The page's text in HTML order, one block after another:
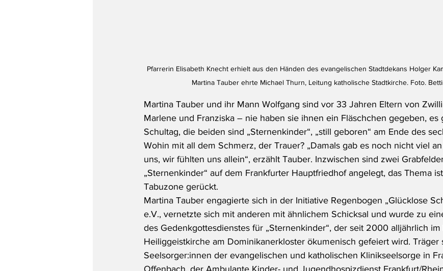
Pfarrerin Elisabeth Knecht erhielt aus den Händen des evangelischen Stadtdekans Holger
Martina Tauber ehrte Michael Thurn, Leitung katholische Stadtkirche. Foto.
Martina Tauber und ihr Mann Wolfgang sind vor 33 Jahren Eltern von
Marlene und Franziska – nie haben sie ihnen ein Fläschchen gegeben, es
Schultag, die beiden sind „Sternenkinder“, „still geboren“ am Ende des
Wohin mit all dem Schmerz, der Trauer? „Damals gab es noch nicht viel
uns, wir fühlten uns allein“, erzählt Tauber. Inzwischen sind zwei
„Sternenkinder“ auf dem Frankfurter Hauptfriedhof angelegt, das Thema
Tabuzone gerückt.
Martina Tauber engagierte sich in der Initiative Regenbogen „Glücklose
e.V., vernetzte sich mit anderen mit ähnlichem Schicksal und wurde zu
des Gedenkgottesdienstes für „Sternenkinder“, der seit 2000 alljährlich
Heiliggeistkirche am Dominikanerkloster ökumenisch gefeiert wird. Träger
Seelsorger:innen der evangelischen und katholischen Klinikseelsorge in
Offenbach, der Ambulante Kinder- und Jugendhospizdienst Frankfurt/